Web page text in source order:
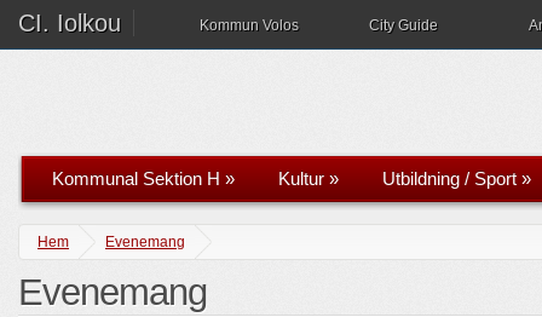
CI. Iolkou Kommun Volos City Guide
Kommunal Sektion H » Kultur » Utbildning / Sport »
Hem Evenemang
Evenemang